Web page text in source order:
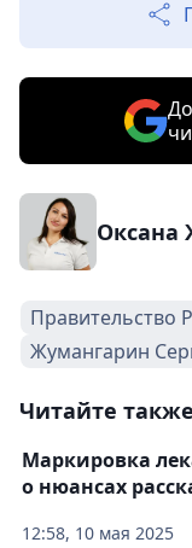
Оксана
Правительство
Жумангарин
Читайте также
12:58, 10 мая 2025
Маркировка
о нюансах